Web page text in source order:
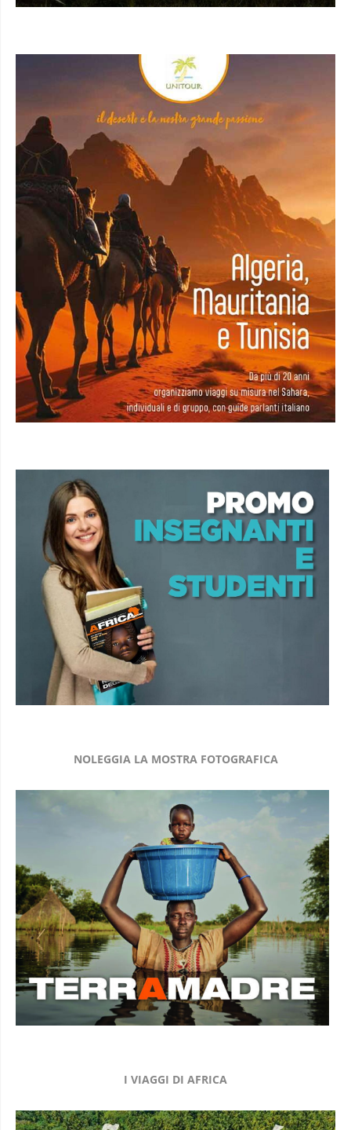
NOLEGGIA LA MOSTRA FOTOGRAFICA
I VIAGGI DI AFRICA